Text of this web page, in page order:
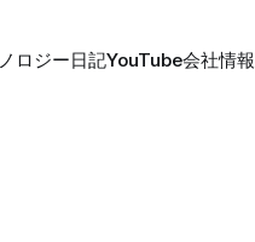
ロジー日記YouTube会社情報